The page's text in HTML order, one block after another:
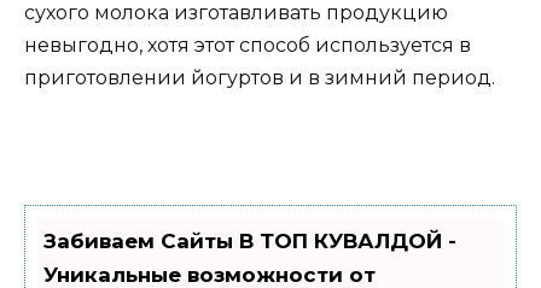
сухого молока изготавливать продукцию
невыгодно, хотя этот способ используется в
приготовлении йогуртов и в зимний период.
Забиваем Сайты В ТОП КУВАЛДОЙ -
Уникальные возможности от